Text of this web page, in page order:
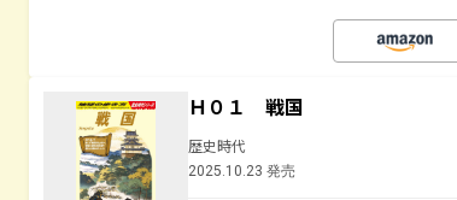
Ｈ０１ 戦国
歴史時代
2025.10.23 発売